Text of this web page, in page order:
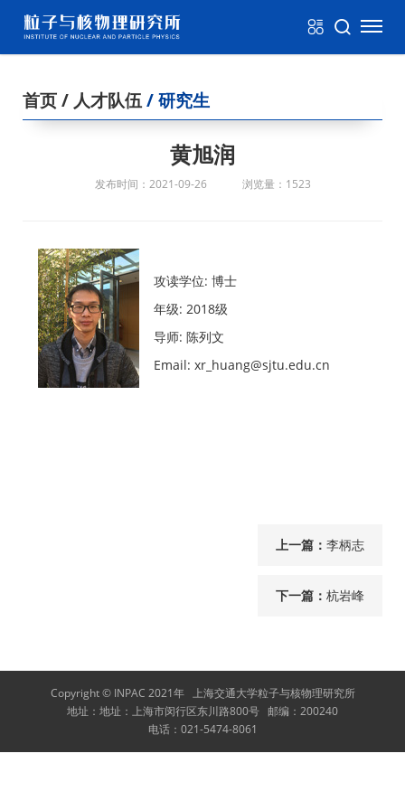
首页/ 人才队伍/ 研究生
黄旭润
发布时间：2021-09-26 浏览量：1523
攻读学位: 博士
年级: 2018级
导师: 陈列文
Email: xr_huang@sjtu.edu.cn
上一篇： 李柄志
下一篇： 杭岩峰
Copyright © INPAC 2021年
上海交通大学粒子与核物理研究所
地址： 地址：上海市闵行区东川路800号 邮编： 200240
电话： 021-5474-8061